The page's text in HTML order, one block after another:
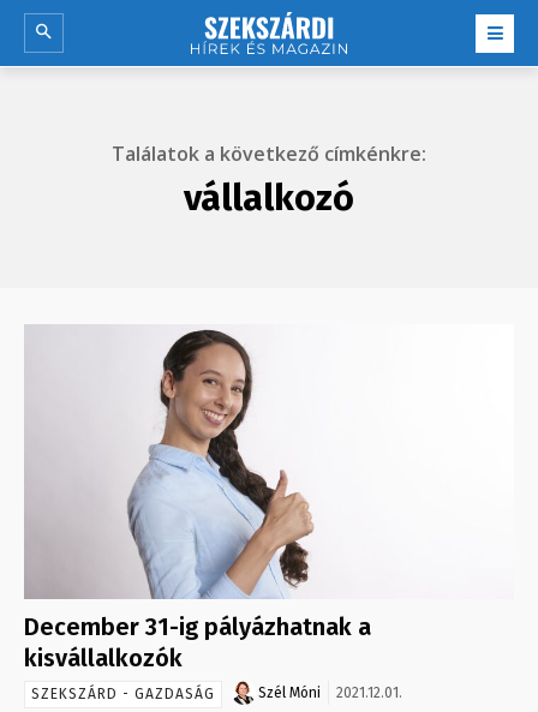
Találatok a következő címkénkre:
vállalkozó
December 31-ig pályázhatnak a
kisvállalkozók
SZEKSZÁRD - GAZDASÁG Szél Móni 2021.12.01.